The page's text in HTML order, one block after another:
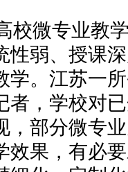
校微专业教
性弱、授课
学。江苏一
者，学校对
，部分微专
效果，有必